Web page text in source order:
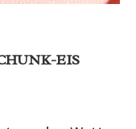
EIS